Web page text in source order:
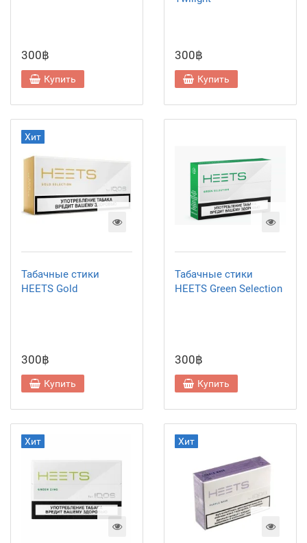
300฿
Купить
300฿
Купить
Хит
Табачные стики
HEETS Gold
300฿
Купить
Табачные стики
HEETS Green Selection
300฿
Купить
Хит Хит